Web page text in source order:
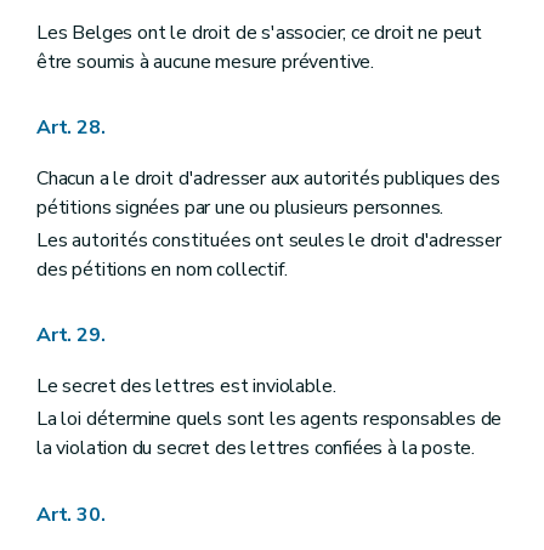
Les Belges ont le droit de s'associer; ce droit ne peut
être soumis à aucune mesure préventive.
Art. 28.
Chacun a le droit d'adresser aux autorités publiques des
pétitions signées par une ou plusieurs personnes.
Les autorités constituées ont seules le droit d'adresser
des pétitions en nom collectif.
Art. 29.
Le secret des lettres est inviolable.
La loi détermine quels sont les agents responsables de
la violation du secret des lettres confiées à la poste.
Art. 30.